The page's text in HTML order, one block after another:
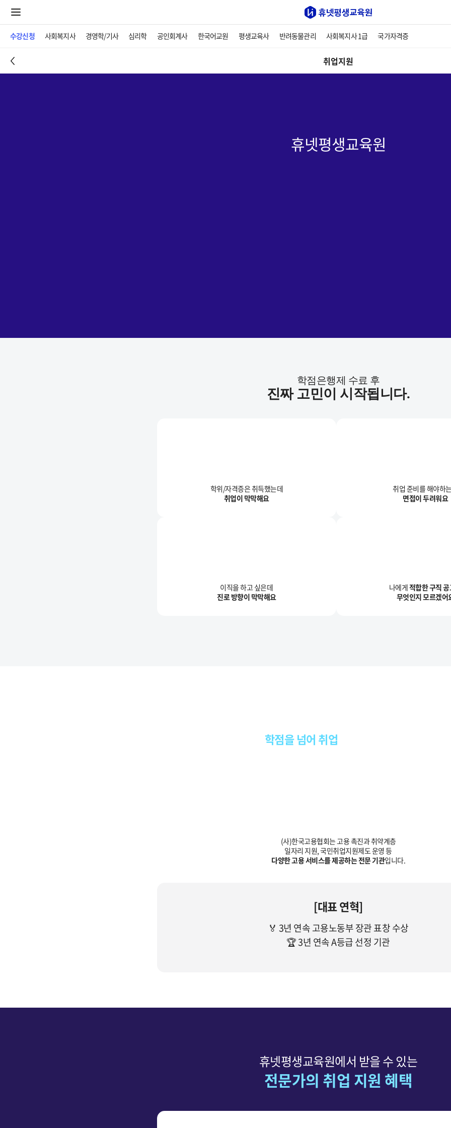
수강신청 사회복지사 경영학/기사 심리학 공인회계사 한국어교원 평생교육사 반려동물관리 사회복지사 1급 국가자격증
취업지원
휴넷평생교육원
학점은행제 수료 후
진짜 고민이 시작됩니다.
학위/자격증은 취득했는데
취업이 막막해요
취업 준비를 해야하
면접이 두려워요
이직을 하고 싶은데
진로 방향이 막막해요
나에게적합한 구직
무엇인지 모르겠어
학점을 넘어 취업
(사)한국고용협회는 고용 촉진과 취약계층
일자리 지원, 국민취업지원제도 운영 등
다양한 고용 서비스를 제공하는 전문 기관입니다.
[대표 연혁]
🏅 3년 연속 고용노동부 장관 표창 수상
🏆 3년 연속 A등급 선정 기관
휴넷평생교육원에서 받을 수 있는
전문가의 취업 지원 혜택